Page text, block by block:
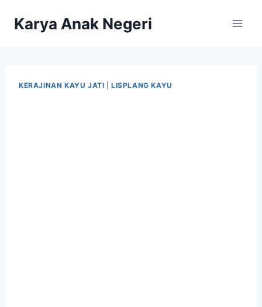
Karya Anak Negeri
KERAJINAN KAYU JATI |LISPLANG KAYU